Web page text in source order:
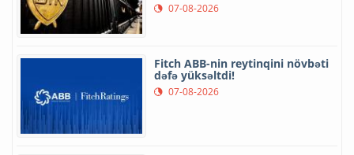
07-08-2026
Fitch ABB-nin reytinqini növbəti
dəfə yüksəltdi!
07-08-2026